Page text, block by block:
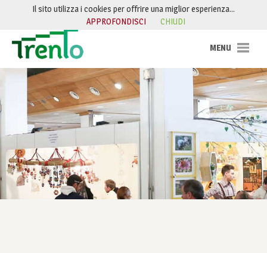
Salta al contenuto
Il sito utilizza i cookies per offrire una miglior esperienza…
APPROFONDISCI
CHIUDI